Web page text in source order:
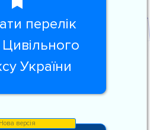
перелік
Цивільного
України